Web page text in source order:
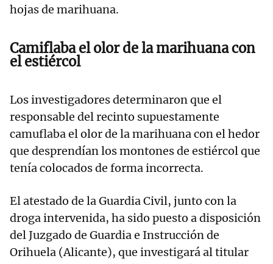
hojas de marihuana.
Camiflaba el olor de la marihuana con
el estiércol
Los investigadores determinaron que el
responsable del recinto supuestamente
camuflaba el olor de la marihuana con el hedor
que desprendían los montones de estiércol que
tenía colocados de forma incorrecta.
El atestado de la Guardia Civil, junto con la
droga intervenida, ha sido puesto a disposición
del Juzgado de Guardia e Instrucción de
Orihuela (Alicante), que investigará al titular